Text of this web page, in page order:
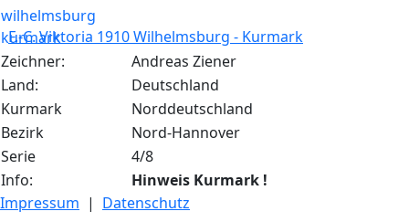
F.-C. Viktoria 1910 Wilhelmsburg - Kurmark
Zeichner:
Andreas Ziener
Land:
Deutschland
Kurmark
Norddeutschland
Bezirk
Nord-Hannover
Serie
4/8
Info:
Hinweis Kurmark !
Impressum | Datenschutz